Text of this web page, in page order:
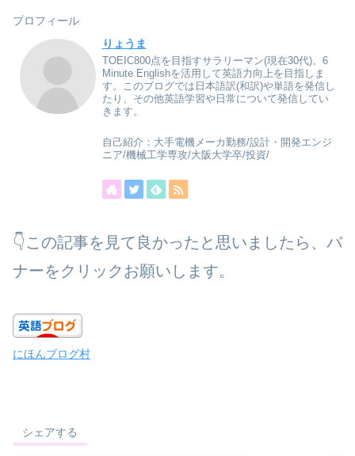
プロフィール
りょうま
TOEIC800点を目指すサラリーマン(現在30代)。6
Minute Englishを活用して英語力向上を目指しま
す。このブログでは日本語訳(和訳)や単語を発信し
たり、その他英語学習や日常について発信してい
きます。
自己紹介：大手電機メーカ勤務/設計・開発エンジ
ニア/機械工学専攻/大阪大学卒/投資/
👇この記事を見て良かったと思いましたら、バ
ナーをクリックお願いします。
にほんブログ村
シェアする